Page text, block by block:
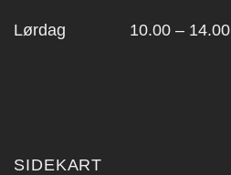
Lørdag 10.00 – 14.00
SIDEKART